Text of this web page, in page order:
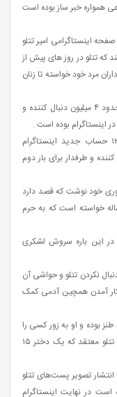
همواره خبر ساز بوده است
کرد که صفحه اینستاگرامی امیر تتلو
که تتلو در روز های پیش از
مرد خود خواسته تا زنان
تتلو که تا قبل از بسته شدن حساب کاربری خود با حدود ۴ میلیون دنبال کننده و
اینستاگرام بوده است .
همچنین دوباره و در تاریخ ۶ اردیبهشت سال ۱۳۹۹ حساب جدید اینستاگرام
و طرفدار برای بار دوم
خود نوشت که قصد دارد
راه‌ اندازی کند و از دختران بین ۱۵ تا ۲۰ ساله خواسته است که به حرم‌
در این باره سروش لشکری
نکردن تتلو و حواشی آن
آمدن همچین آدمی کمک
بوده و او به زور کسی را
به کاری وانداشته است . اما از طرف مقابل مخالفان تتلو معتقد که یک دختر ۱۵
تصویر پست‌های تتلو
در نهایت اینستاگرام